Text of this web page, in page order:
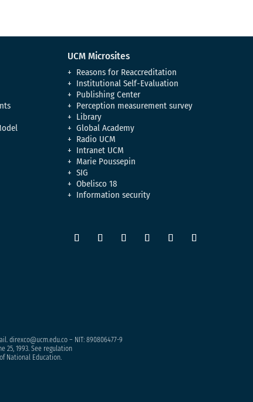
UCM Microsites
Reasons for Reaccreditation
Institutional Self-Evaluation
Publishing Center
Perception measurement survey
Library
Global Academy
Radio UCM
Intranet UCM
Marie Poussepin
SIG
Obelisco 18
Information security
direxco@ucm.edu.co – NIT: 890806477-9
25, 1993. See regulation
National Education.